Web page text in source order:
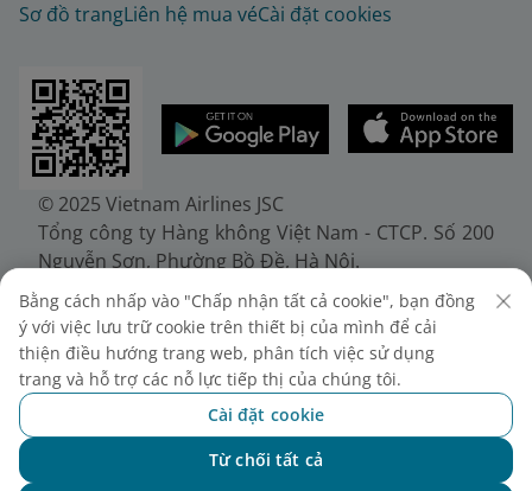
Sơ đồ trangLiên hệ mua véCài đặt cookies
© 2025 Vietnam Airlines JSC
Tổng công ty Hàng không Việt Nam - CTCP. Số 200
Nguyễn Sơn, Phường Bồ Đề, Hà Nội.
Điện thoại: (+84-24) 38272289. Fax: (+84-24)
38722375
Giấy chứng nhận đăng ký doanh nghiệp, mã số
doanh nghiệp 0100107518, đăng ký lần đầu ngày
30/6/2010, đăng ký thay đổi lần thứ 10 ngày
24/7/2025, cấp bởi Sở Tài chính Thành phố Hà Nội.
Bằng cách nhấp vào "Chấp nhận tất cả cookie", bạn đồng
ý với việc lưu trữ cookie trên thiết bị của mình để cải
thiện điều hướng trang web, phân tích việc sử dụng
trang và hỗ trợ các nỗ lực tiếp thị của chúng tôi.
Cài đặt cookie
Từ chối tất cả